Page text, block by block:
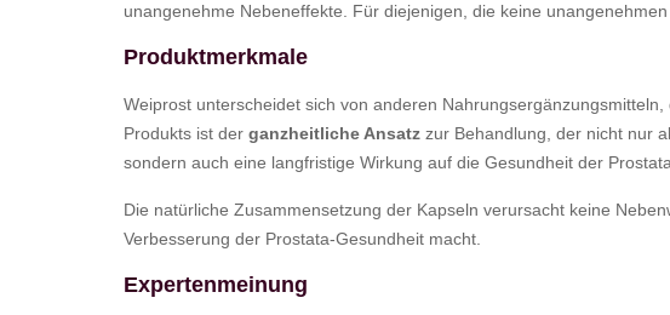
unangenehme Nebeneffekte. Für diejenigen, die keine
Produktmerkmale
Weiprost unterscheidet sich von anderen
Produkts ist der ganzheitliche Ansatz zur Behandlung, der nicht nur
sondern auch eine langfristige Wirkung auf die Gesundheit der
Die natürliche Zusammensetzung der Kapseln verursacht keine
Verbesserung der Prostata-Gesundheit macht.
Expertenmeinung